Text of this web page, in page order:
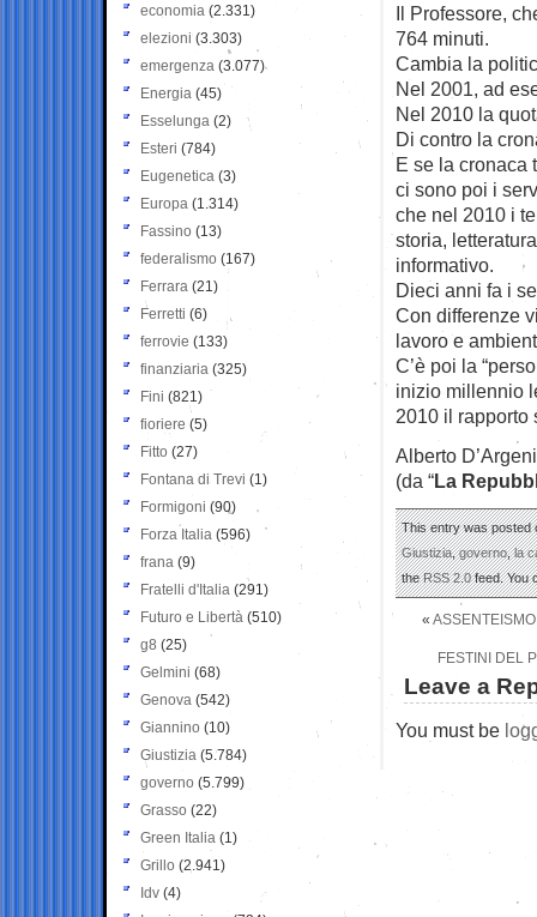
Il Professore,
764 minuti.
Cambia la
Nel 2001, ad
Nel 2010 la
Di contro la
E se la cronaca
ci sono poi i
che nel 2010 i
storia,
informativo.
Dieci anni fa i
Con differenze
lavoro e
C’è poi la
inizio millennio
2010 il rapporto
Alberto
(da “La
This entry was posted
Giustizia,governo,la
theRSS 2.0feed. You
«
FESTINI DEL
Leave a
You must be
economia (2.331)
elezioni (3.303)
emergenza (3.077)
Energia (45)
Esselunga (2)
Esteri (784)
Eugenetica (3)
Europa (1.314)
Fassino (13)
federalismo (167)
Ferrara (21)
Ferretti (6)
ferrovie (133)
finanziaria (325)
Fini (821)
fioriere (5)
Fitto (27)
Fontana di Trevi (1)
Formigoni (90)
Forza Italia (596)
frana (9)
Fratelli d'Italia (291)
Futuro e Libertà (510)
g8 (25)
Gelmini (68)
Genova (542)
Giannino (10)
Giustizia (5.784)
governo (5.799)
Grasso (22)
Green Italia (1)
Grillo (2.941)
Idv (4)